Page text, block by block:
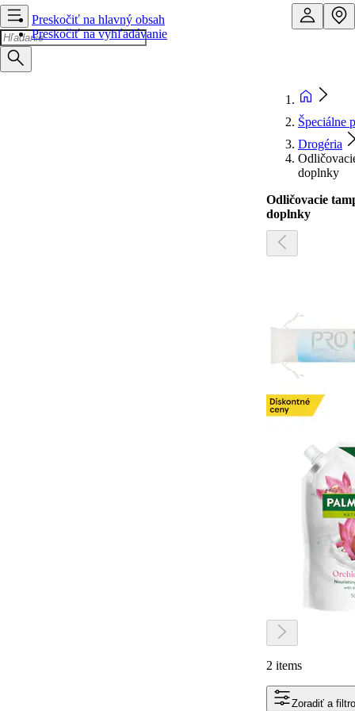
Preskočiť na hlavný obsah
Preskočiť na vyhľadávanie
Špeciálne
Drogéria
doplnky
Odličovacie
doplnky
2 items
Zoradiť a